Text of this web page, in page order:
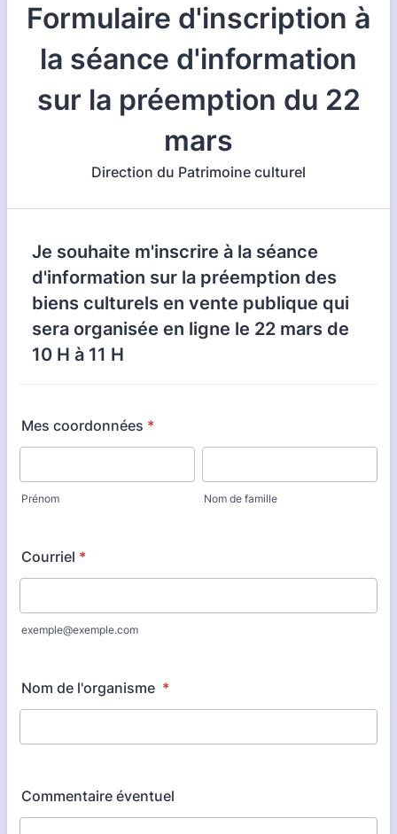
Formulaire d'inscription à
la séance d'information
sur la préemption du 22
mars
Direction du Patrimoine culturel
Je souhaite m'inscrire à la séance
d'information sur la préemption des
biens culturels en vente publique qui
sera organisée en ligne le 22 mars de
10 H à 11 H
Mes coordonnées *
Prénom Nom de famille
Courriel *
exemple@exemple.com
Nom de l'organisme *
Commentaire éventuel